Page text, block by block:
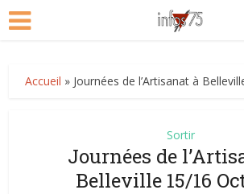
Accueil » Journées de l’Artisanat à
Sortir
Journées de
Belleville 15/16